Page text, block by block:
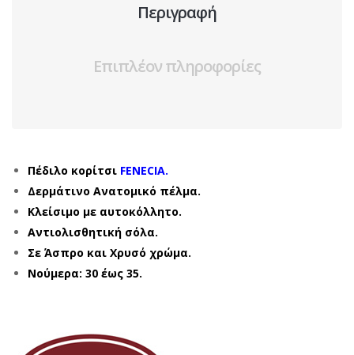
Περιγραφή
Επιπλέον πληροφορίες
Πέδιλο κορίτσι FENECIA.
Δερμάτινο Ανατομικό πέλμα.
Κλείσιμο με αυτοκόλλητο.
Αντιολισθητική σόλα.
Σε Άσπρο και Χρυσό χρώμα.
Νούμερα: 30 έως 35.